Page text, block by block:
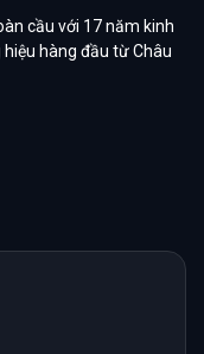
cầu với 17 năm kinh
hàng đầu từ Châu